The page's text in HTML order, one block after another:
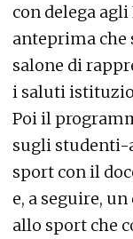
con delega
anteprima che
salone di
i saluti
Poi il
sugli studenti-
sport con il
e, a seguire,
allo sport che